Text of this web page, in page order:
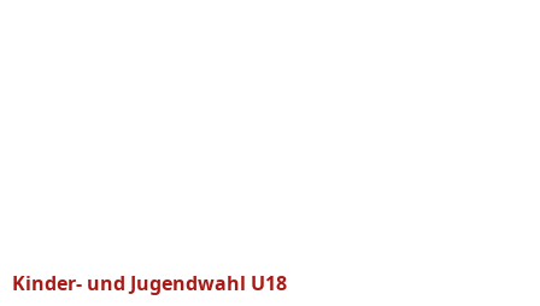
Kinder- und Jugendwahl U18